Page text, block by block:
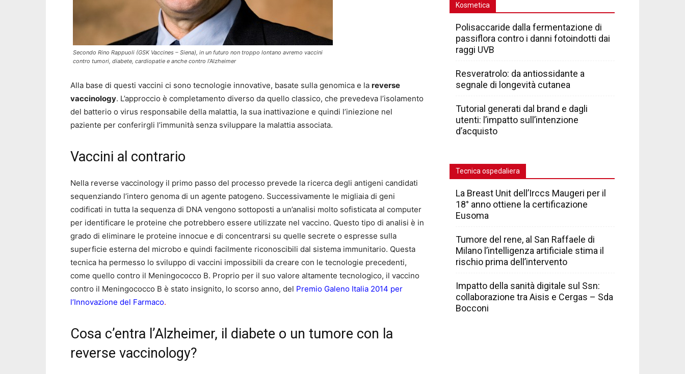
Secondo Rino Rappuoli (GSK Vaccines – Siena), in un futuro non troppo lontano avremo vaccini
contro tumori, diabete, cardiopatie e anche contro l’Alzheimer
Alla base di questi vaccini ci sono tecnologie innovative, basate sulla genomica e la reverse
vaccinology. L’approccio è completamento diverso da quello classico, che prevedeva l’isolamento
del batterio o virus responsabile della malattia, la sua inattivazione e quindi l’iniezione nel
paziente per conferirgli l’immunità senza sviluppare la malattia associata.
Vaccini al contrario
Nella reverse vaccinology il primo passo del processo prevede la ricerca degli antigeni candidati
sequenziando l’intero genoma di un agente patogeno. Successivamente le migliaia di geni
codificati in tutta la sequenza di DNA vengono sottoposti a un’analisi molto sofisticata al computer
per identificare le proteine che potrebbero essere utilizzate nel vaccino. Questo tipo di analisi è in
grado di eliminare le proteine innocue e di concentrarsi su quelle secrete o espresse sulla
superficie esterna del microbo e quindi facilmente riconoscibili dal sistema immunitario. Questa
tecnica ha permesso lo sviluppo di vaccini impossibili da creare con le tecnologie precedenti,
come quello contro il Meningococco B. Proprio per il suo valore altamente tecnologico, il vaccino
contro il Meningococco B è stato insignito, lo scorso anno, del Premio Galeno Italia 2014 per
l’Innovazione del Farmaco.
Cosa c’entra l’Alzheimer, il diabete o un tumore con la
reverse vaccinology?
Kosmetica
Polisaccaride dalla fermentazione di
passiflora contro i danni fotoindotti dai
raggi UVB
Resveratrolo: da antiossidante a
segnale di longevità cutanea
Tutorial generati dal brand e dagli
utenti: l’impatto sull’intenzione
d’acquisto
Tecnica ospedaliera
La Breast Unit dell’Irccs Maugeri per il
18° anno ottiene la certificazione
Eusoma
Tumore del rene, al San Raffaele di
Milano l’intelligenza artificiale stima il
rischio prima dell’intervento
Impatto della sanità digitale sul Ssn:
collaborazione tra Aisis e Cergas – Sda
Bocconi